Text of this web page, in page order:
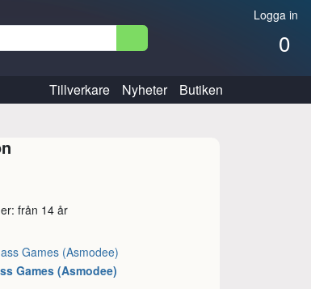
Logga in
0
Tillverkare Nyheter Butiken
från 14 år
Games (Asmodee)
Games (Asmodee)